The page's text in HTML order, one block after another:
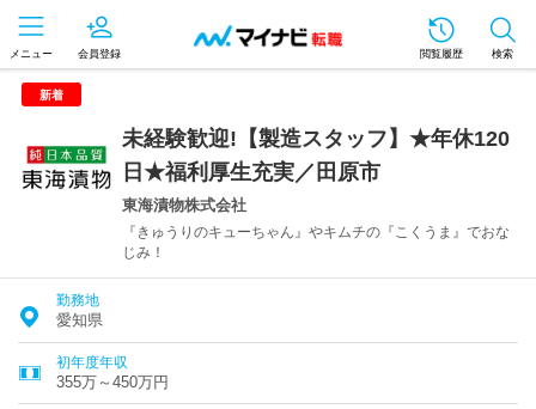
メニュー 会員登録 閲覧履歴 検索
新着
未経験歓迎!【製造スタッフ】★年休120
日★福利厚生充実／田原市
東海漬物株式会社
『きゅうりのキューちゃん』やキムチの『こくうま』でおな
じみ！
勤務地
愛知県
初年度年収
355万～450万円